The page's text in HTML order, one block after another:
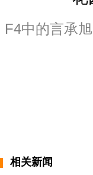
F4中的言承
相关新闻